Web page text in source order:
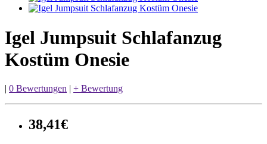
Igel Jumpsuit Schlafanzug
Kostüm Onesie
| 0 Bewertungen | + Bewertung
38,41€